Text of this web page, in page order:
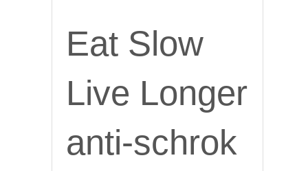
Eat Slow
Live Longer
anti-schrok